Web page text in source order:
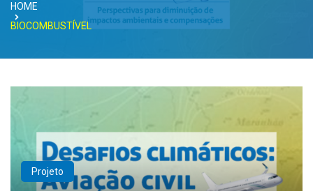
HOME
BIOCOMBUSTÍVEL
Projeto